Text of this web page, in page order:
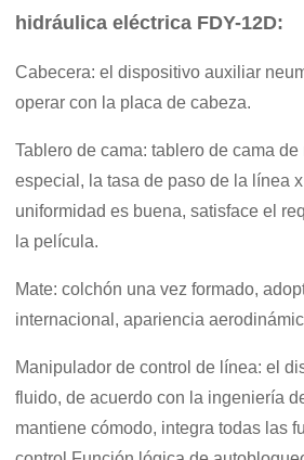
hidráulica eléctrica FDY-12D:
Cabecera: el dispositivo auxiliar
operar con la placa de cabeza.
Tablero de cama: tablero de cama
especial, la tasa de paso de la línea
uniformidad es buena, satisface el
la película.
Mate: colchón una vez formado,
internacional, apariencia
Manipulador de control de línea: el
fluido, de acuerdo con la ingeniería
mantiene cómodo, integra todas las